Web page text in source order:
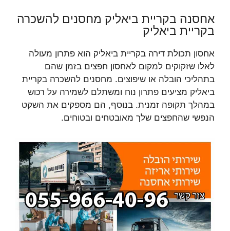
אחסנה בקריית ביאליק מחסנים להשכרה
בקריית ביאליק
אחסון תכולת דירה בקריית ביאליק הוא פתרון מעולה
לאלו שזקוקים למקום לאחסון חפצים בזמן שהם
בתהליכי הובלה או שיפוצים. מחסנים להשכרה בקריית
ביאליק מציעים פתרון נוח ומשתלם לשמירה על רכוש
במהלך תקופה זמנית. בנוסף, הם מספקים את השקט
הנפשי שהחפצים שלך מאובטחים ובטוחים.